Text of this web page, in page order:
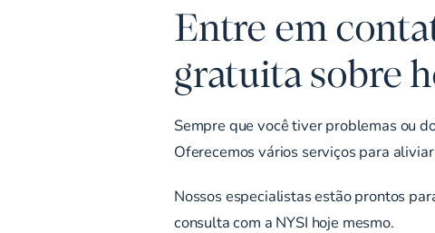
Entre em
gratuita sobre
Sempre que você tiver problemas ou
Oferecemos vários serviços para
Nossos especialistas estão prontos
consultacom a NYSI hoje mesmo.